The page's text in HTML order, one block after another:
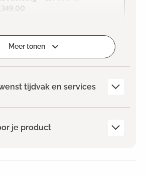
Meer tonen
tijdvak en services
je product